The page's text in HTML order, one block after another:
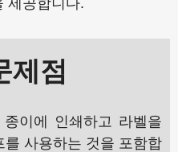
제공합니다.
제점
이에 인쇄하고 라벨을
사용하는 것을 포함합